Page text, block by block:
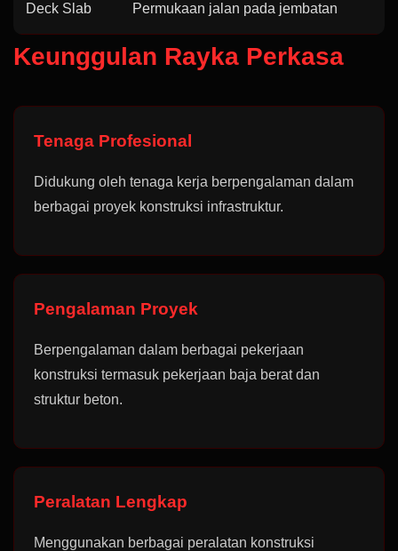
Deck Slab Permukaan jalan pada jembatan
Keunggulan Rayka Perkasa
Tenaga Profesional
Didukung oleh tenaga kerja berpengalaman dalam
berbagai proyek konstruksi infrastruktur.
Pengalaman Proyek
Berpengalaman dalam berbagai pekerjaan
konstruksi termasuk pekerjaan baja berat dan
struktur beton.
Peralatan Lengkap
Menggunakan berbagai peralatan konstruksi